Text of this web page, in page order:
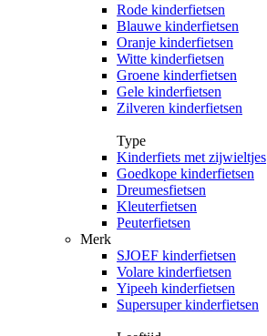
Rode kinderfietsen
Blauwe kinderfietsen
Oranje kinderfietsen
Witte kinderfietsen
Groene kinderfietsen
Gele kinderfietsen
Zilveren kinderfietsen
Type
Kinderfiets met zijwieltjes
Goedkope kinderfietsen
Dreumesfietsen
Kleuterfietsen
Peuterfietsen
Merk
SJOEF kinderfietsen
Volare kinderfietsen
Yipeeh kinderfietsen
Supersuper kinderfietsen